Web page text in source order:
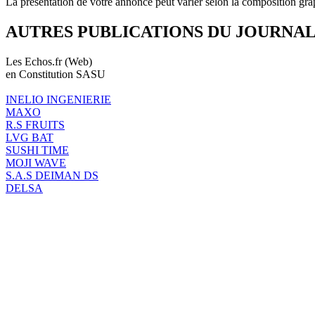
AUTRES PUBLICATIONS DU JOURNAL
Les Echos.fr (Web)
en Constitution SASU
INELIO INGENIERIE
MAXO
R.S FRUITS
LVG BAT
SUSHI TIME
MOJI WAVE
S.A.S DEIMAN DS
DELSA